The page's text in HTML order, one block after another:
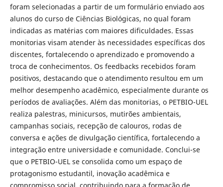
foram selecionadas a partir de um formulário enviado aos
alunos do curso de Ciências Biológicas, no qual foram
indicadas as matérias com maiores dificuldades. Essas
monitorias visam atender às necessidades específicas dos
discentes, fortalecendo o aprendizado e promovendo a
troca de conhecimentos. Os feedbacks recebidos foram
positivos, destacando que o atendimento resultou em um
melhor desempenho acadêmico, especialmente durante os
períodos de avaliações. Além das monitorias, o PETBIO-UEL
realiza palestras, minicursos, mutirões ambientais,
campanhas sociais, recepção de calouros, rodas de
conversa e ações de divulgação científica, fortalecendo a
integração entre universidade e comunidade. Conclui-se
que o PETBIO-UEL se consolida como um espaço de
protagonismo estudantil, inovação acadêmica e